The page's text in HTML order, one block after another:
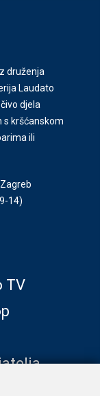
druženja
Laudato
djela
s kršćanskom
ili
14)
TV